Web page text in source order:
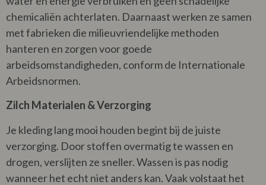
chemicaliën achterlaten. Daarnaast werken ze samen
met fabrieken die milieuvriendelijke methoden
hanteren en zorgen voor goede
arbeidsomstandigheden, conform de Internationale
Arbeidsnormen.
Zilch Materialen & Verzorging
Je kleding lang mooi houden begint bij de juiste
verzorging. Door stoffen overmatig te wassen en
drogen, verslijten ze sneller. Wassen is pas nodig
wanneer het echt niet anders kan. Vaak volstaat het